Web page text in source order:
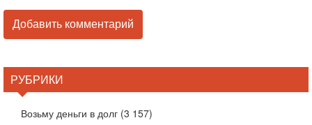
РУБРИКИ
Возьму деньги в долг (3 157)